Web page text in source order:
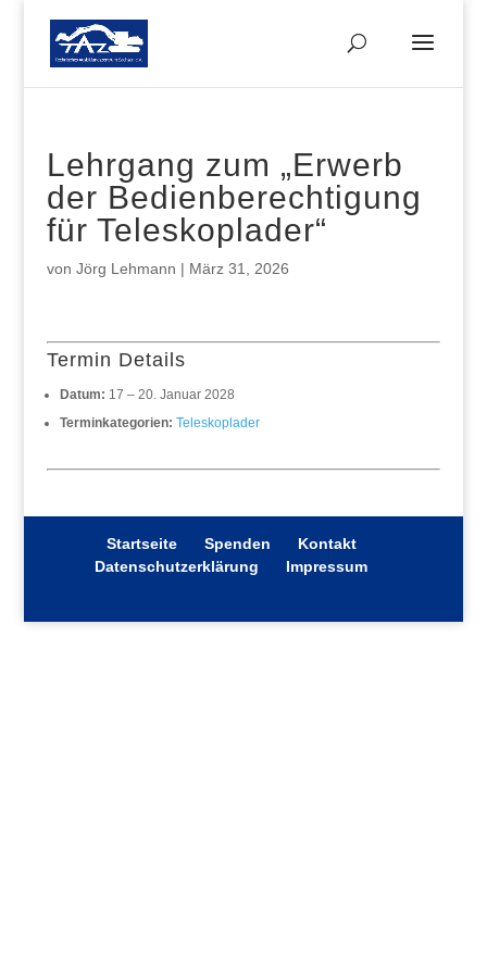
Lehrgang zum „Erwerb
der Bedienberechtigung
für Teleskoplader“
von Jörg Lehmann | März 31, 2026
Termin Details
Datum: 17 – 20. Januar 2028
Terminkategorien: Teleskoplader
Startseite Spenden
Kontakt
Datenschutzerklärung
Impressum